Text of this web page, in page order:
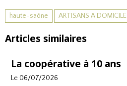
haute-saône ARTISANS A DOMICILE
Articles similaires
La coopérative à 10 ans
Le 06/07/2026